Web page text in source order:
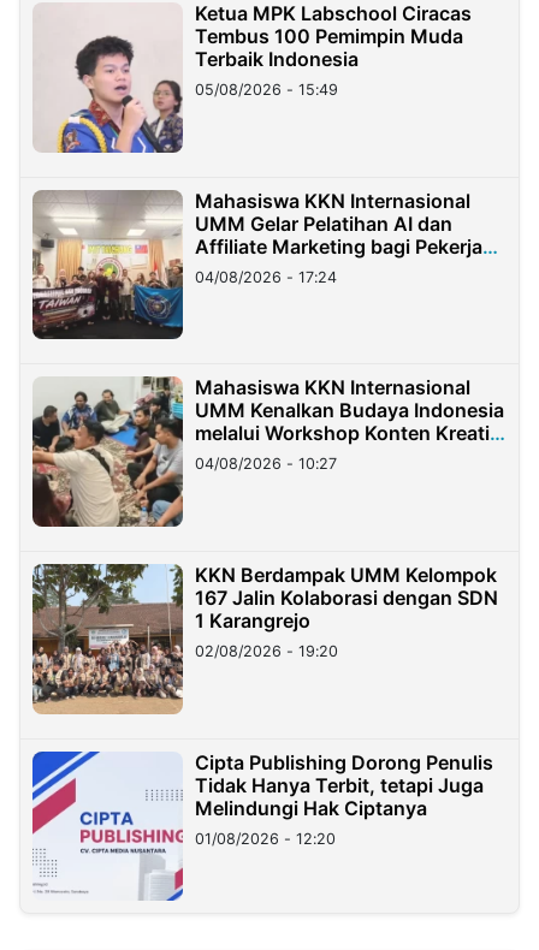
Ketua MPK Labschool Ciracas
Tembus 100 Pemimpin Muda
Terbaik Indonesia
05/08/2026 - 15:49
Mahasiswa KKN Internasional
UMM Gelar Pelatihan AI dan
Affiliate Marketing bagi Pekerja
Migran Indonesia di Taiwan
04/08/2026 - 17:24
Mahasiswa KKN Internasional
UMM Kenalkan Budaya Indonesia
melalui Workshop Konten Kreatif
di Taiwan
04/08/2026 - 10:27
KKN Berdampak UMM Kelompok
167 Jalin Kolaborasi dengan SDN
1 Karangrejo
02/08/2026 - 19:20
Cipta Publishing Dorong Penulis
Tidak Hanya Terbit, tetapi Juga
Melindungi Hak Ciptanya
01/08/2026 - 12:20